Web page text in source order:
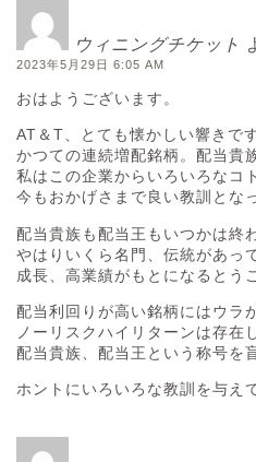
ウィニングチケット
2023年5月29日 6:05 AM
おはようございます。
AT＆T、とても懐かしい響きです
かつての連続増配銘柄。配当貴
私はこの企業からいろいろなコ
今もおかげさまで良い教訓とな
配当貴族も配当王もいつかは終
やはりいくら名門、伝統があっ
成長、高業績がもとになるとう
配当利回りが高い銘柄にはウラ
ノーリスクハイリターンは存在
配当貴族、配当王という称号を
ホントにいろいろな教訓を与え